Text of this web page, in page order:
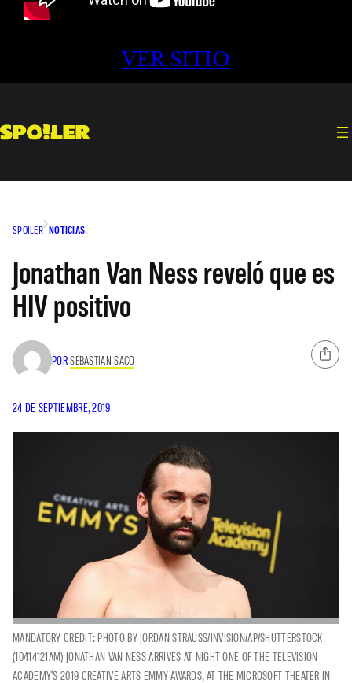
VER SITIO
SPOILER NOTICIAS
Jonathan Van Ness reveló que es
HIV positivo
PORSEBASTIAN SACO
24 DE SEPTIEMBRE, 2019
MANDATORY CREDIT: PHOTO BY JORDAN STRAUSS/INVISION/AP/SHUTTERSTOCK
(10414121AM) JONATHAN VAN NESS ARRIVES AT NIGHT ONE OF THE TELEVISION
ACADEMY'S 2019 CREATIVE ARTS EMMY AWARDS, AT THE MICROSOFT THEATER IN